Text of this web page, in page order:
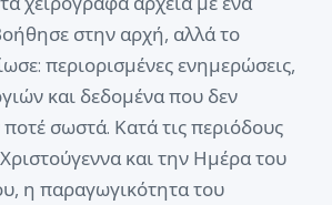
στην αρχή, αλλά το
περιορισμένες ενημερώσεις,
και δεδομένα που δεν
σωστά. Κατά τις περιόδους
και την Ημέρα του
η παραγωγικότητα του